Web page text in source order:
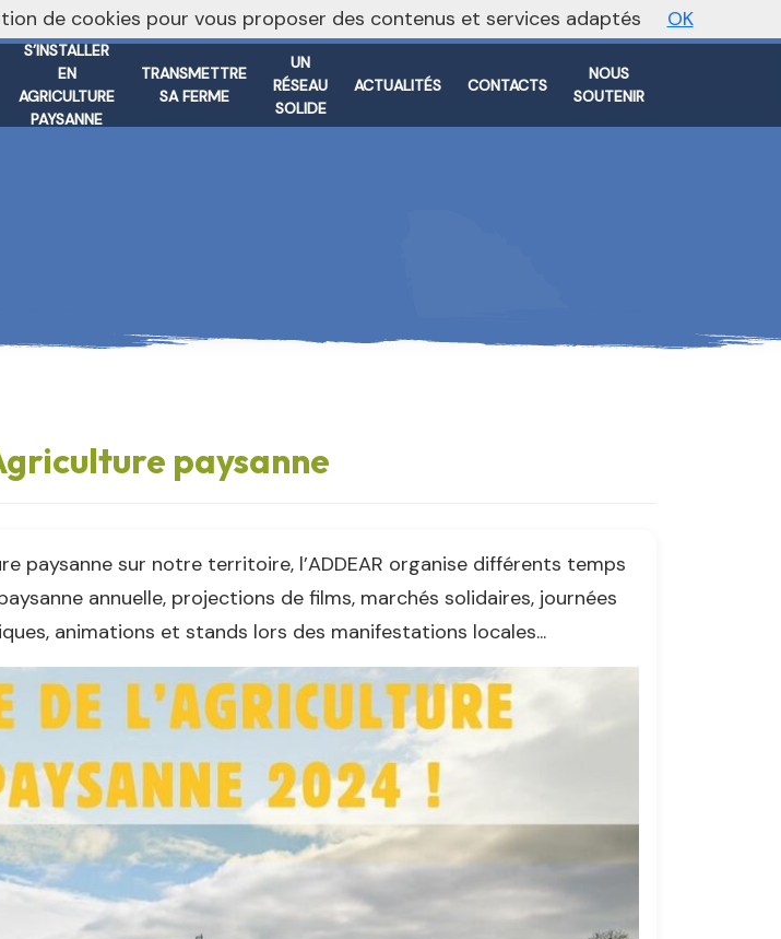
Vers le site national
S’INSTALLER
EN
AGRICULTURE
PAYSANNE
TRANSMETTRE
SA FERME
UN
RÉSEAU
SOLIDE
ACTUALITÉS CONTACTS
NOUS
SOUTENIR
paysanne
paysanne sur notre territoire, l’ADDEAR organise différents temps
annuelle, projections de films, marchés solidaires, journées
animations et stands lors des manifestations locales...
de cookies pour vous proposer des contenus et services adaptés OK